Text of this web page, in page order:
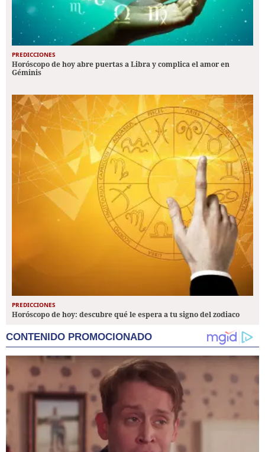
PREDICCIONES
Horóscopo de hoy abre puertas a Libra y complica el amor en
Géminis
PREDICCIONES
Horóscopo de hoy: descubre qué le espera a tu signo del zodiaco
CONTENIDO PROMOCIONADO